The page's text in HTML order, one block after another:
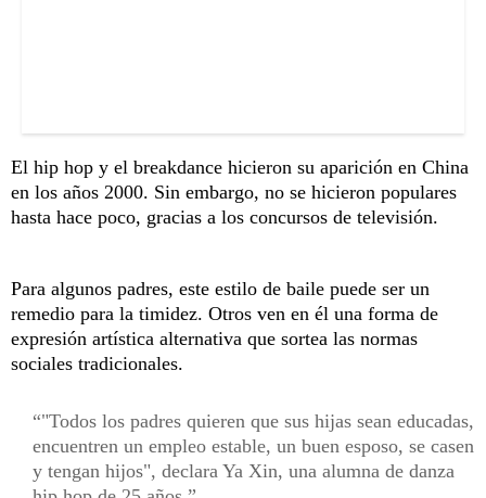
El hip hop y el breakdance hicieron su aparición en China
en los años 2000. Sin embargo, no se hicieron populares
hasta hace poco, gracias a los concursos de televisión.
Para algunos padres, este estilo de baile puede ser un
remedio para la timidez. Otros ven en él una forma de
expresión artística alternativa que sortea las normas
sociales tradicionales.
"Todos los padres quieren que sus hijas sean educadas,
encuentren un empleo estable, un buen esposo, se casen
y tengan hijos", declara Ya Xin, una alumna de danza